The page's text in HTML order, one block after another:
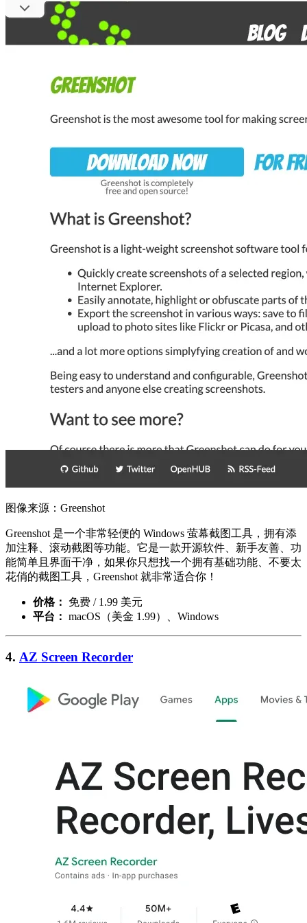
图像来源：Greenshot
Greenshot 是一个非常轻便的 Windows 萤幕截图工具，拥有添
加注释、滚动截图等功能。它是一款开源软件、新手友善、功
能简单且界面干净，如果你只想找一个拥有基础功能、不要太
花俏的截图工具，Greenshot 就非常适合你！
价格：
免费 / 1.99 美元
平台： macOS（美金 1.99）、Windows
4. AZ Screen Recorder